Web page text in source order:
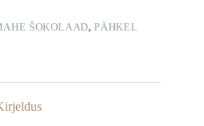
ŠOKOLAAD,PÄHKEL